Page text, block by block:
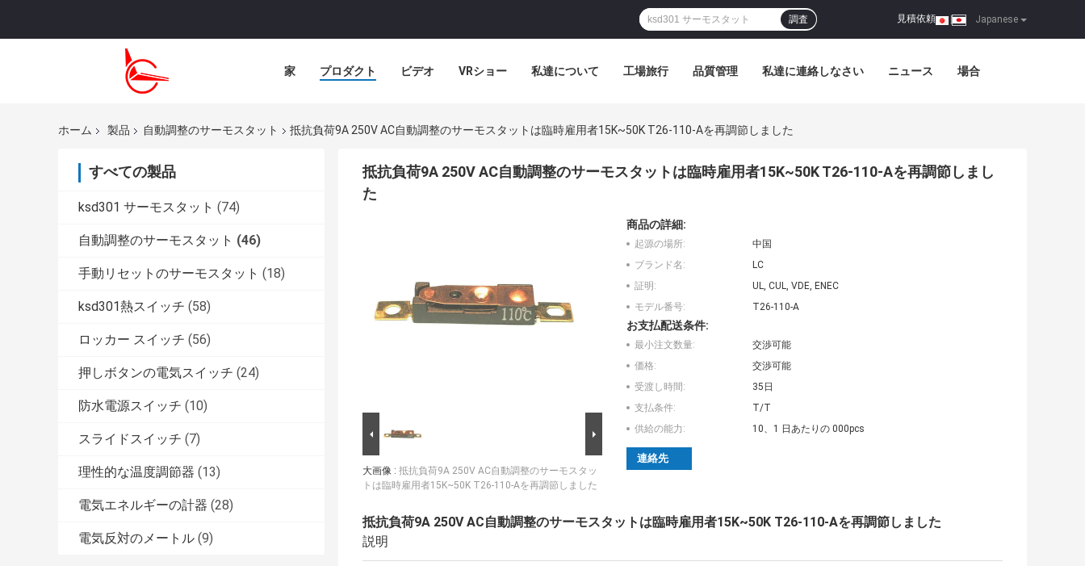
Japanese
見積依頼 |
調査
家 プロダクト ビデオ VRショー 私達について 工場旅行 品質管理 私達に連絡しなさい ニュース 場合
ホーム 製品 自動調整のサーモスタット 抵抗負荷9A 250V AC自動調整のサーモスタットは臨時雇用者15K~50K T26-110-Aを再調節しました
すべての製品
ksd301 サーモスタット (74)
自動調整のサーモスタット (46)
手動リセットのサーモスタット (18)
ksd301熱スイッチ (58)
ロッカー スイッチ (56)
押しボタンの電気スイッチ (24)
防水電源スイッチ (10)
スライドスイッチ (7)
理性的な温度調節器 (13)
電気エネルギーの計器 (28)
電気反対のメートル (9)
抵抗負荷9A 250V AC自動調整のサーモスタットは臨時雇用者15K~50K T26-110-Aを再調節しまし
た
大画像 : 抵抗負荷9A 250V AC自動調整のサーモスタッ
トは臨時雇用者15K~50K T26-110-Aを再調節しました
商品の詳細:
起源の場所:
中国
ブランド名:
LC
証明:
UL, CUL, VDE, ENEC
モデル番号:
T26-110-A
お支払配送条件:
最小注文数量:
交渉可能
価格:
交渉可能
受渡し時間:
35日
支払条件:
T/T
供給の能力:
10、1 日あたりの 000pcs
連絡先
抵抗負荷9A 250V AC自動調整のサーモスタットは臨時雇用者15K~50K T26-110-Aを再調節しました
説明